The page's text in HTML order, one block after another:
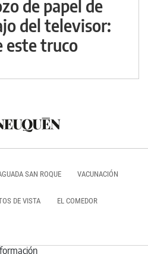
de papel de
del televisor:
este truco
SAN ROQUE VACUNACIÓN
DE VISTA EL COMEDOR